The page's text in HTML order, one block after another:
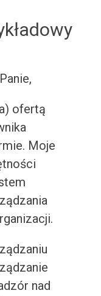
ofertą
Moje
nad